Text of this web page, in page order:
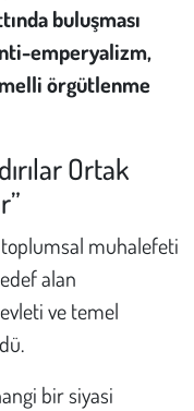
buluşması
emperyalizm,
örgütlenme
Ortak
toplumsal muhalefeti
alan
ve temel
bir siyasi